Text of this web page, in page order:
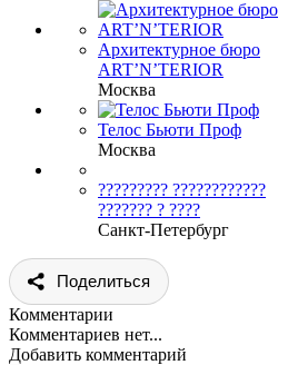
Архитектурное бюро
ART’N’TERIOR
Москва
Телос Бьюти Проф
Москва
????????? ????????????
??????? ? ????
Санкт-Петербург
Поделиться
Комментарии
Комментариев нет...
Добавить комментарий